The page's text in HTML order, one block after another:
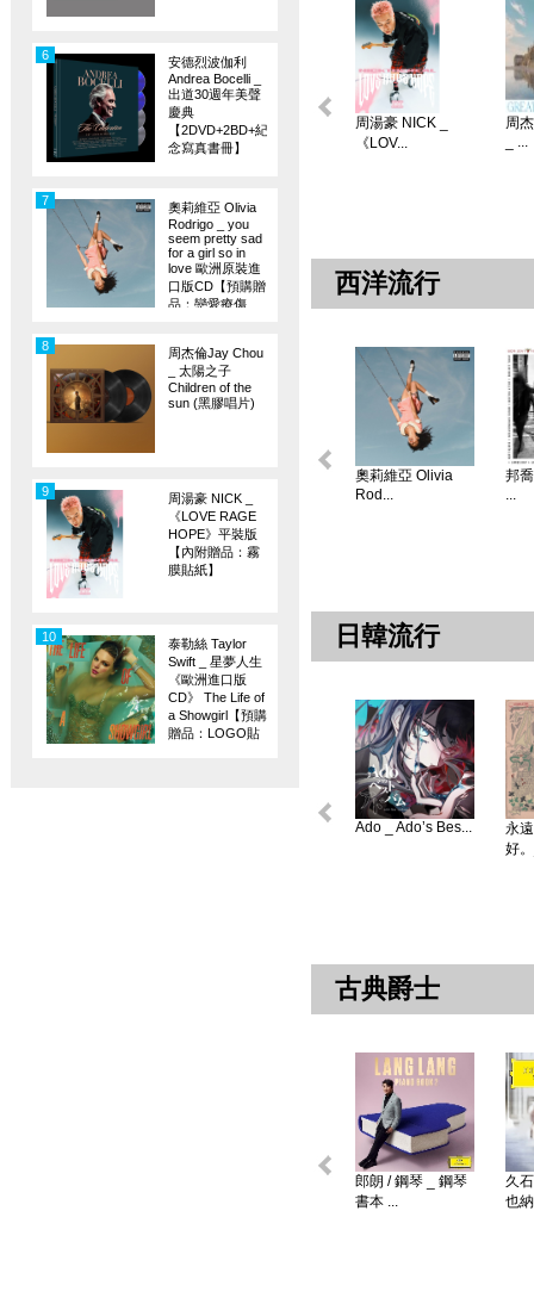
安德烈波伽利
Andrea Bocelli _
出道30週年美聲
慶典
【2DVD+2BD+紀
念寫真書冊】
6
奧莉維亞 Olivia
Rodrigo _ you
seem pretty sad
for a girl so in
love 歐洲原裝進
口版CD【預購贈
品：戀愛療傷
7
周杰倫Jay Chou
_ 太陽之子
Children of the
sun (黑膠唱片)
8
周湯豪 NICK _
《LOVE RAGE
HOPE》平裝版
【內附贈品：霧
膜貼紙】
9
泰勒絲 Taylor
Swift _ 星夢人生
《歐洲進口版
CD》 The Life of
a Showgirl【預購
贈品：LOGO貼
10
周湯豪 NICK _
《LOV...
周
_ ...
西洋流行
奧莉維亞 Olivia
Rod...
邦
...
日韓流行
Ado _ Ado’s Bes...
永
好
古典爵士
郎朗 / 鋼琴 _ 鋼琴
書本 ...
久
也